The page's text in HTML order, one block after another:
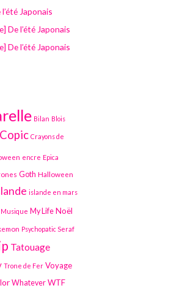
Japonais
De l’été Japonais
De l’été Japonais
Bilan Blois
Copic Crayons de
encre Epica
Goth Halloween
islande en mars
Musique My Life Noël
Psychopatic Seraf
Tatouage
Trone de Fer Voyage
Whatever WTF